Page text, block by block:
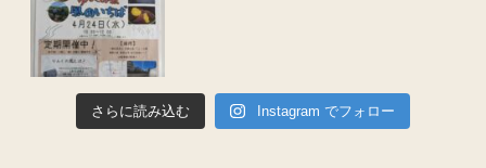
さらに読み込む Instagram でフォロー